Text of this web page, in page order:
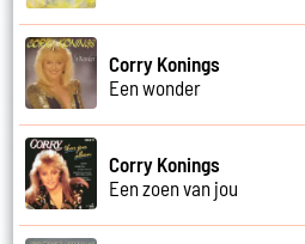
Corry Konings
Een wonder
Corry Konings
Een zoen van jou